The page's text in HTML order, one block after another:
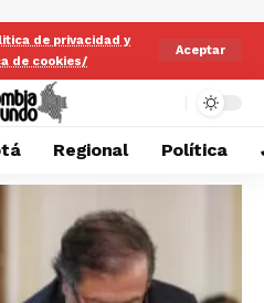
de privacidad y
de cookies/
Aceptar
Regional Política